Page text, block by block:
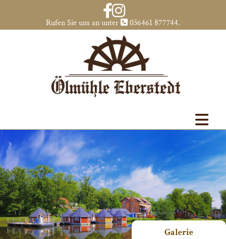
Rufen Sie uns an unter  036461 877744.
Galerie